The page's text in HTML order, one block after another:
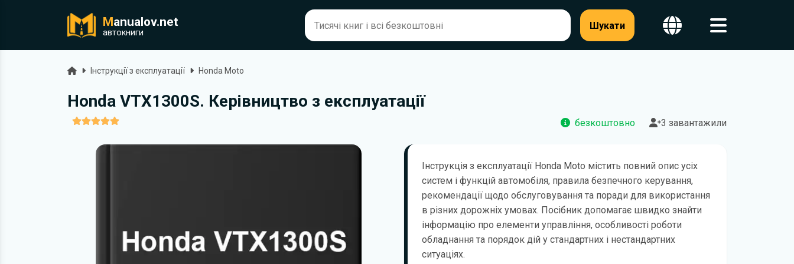
Manualov.net
автокниги
Шукати
ГоловнаІнструкції з експлуатації Honda Moto
Honda VTX1300S. Керівництво з експлуатації
безкоштовно 3 завантажили
Інструкція з експлуатації Honda Moto містить повний опис усіх
систем і функцій автомобіля, правила безпечного керування,
рекомендації щодо обслуговування та поради для використання
в різних дорожніх умовах. Посібник допомагає швидко знайти
інформацію про елементи управління, особливості роботи
обладнання та порядок дій у стандартних і нестандартних
ситуаціях.